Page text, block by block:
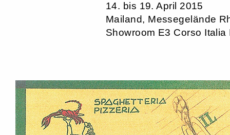
14. bis 19. April 2015
Mailand, Messegelände
Showroom E3 Corso